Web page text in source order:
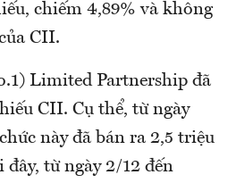
chiếm 4,89% và không
CII.
Limited Partnership đã
CII. Cụ thể, từ ngày
này đã bán ra 2,5 triệu
từ ngày 2/12 đến